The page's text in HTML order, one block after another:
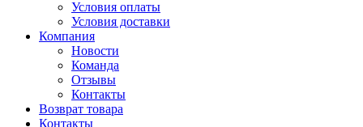
Условия оплаты
Условия доставки
Компания
Новости
Команда
Отзывы
Контакты
Возврат товара
Контакты